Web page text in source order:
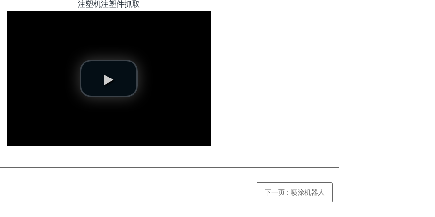
注塑机注塑件抓取
下一页 : 喷涂机器人